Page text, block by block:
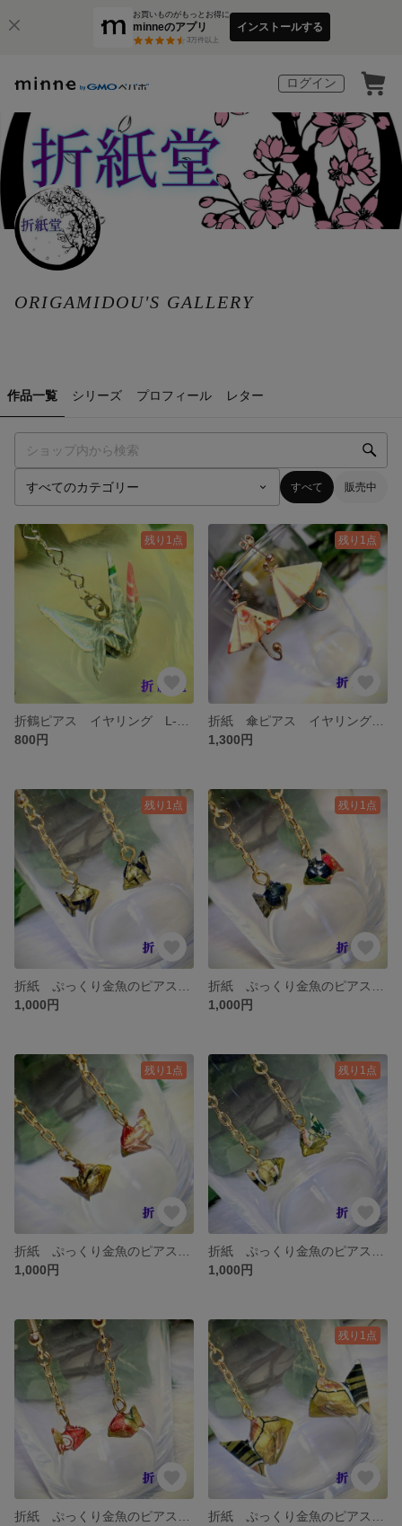
お買いものがもっとお得に
minneのアプリ
3万件以上
インストールする
ログイン
ORIGAMIDOU'S GALLERY
作品一覧 シリーズ プロフィール レター
すべて 販売中
残り1点
800円
残り1点
1,300円
残り1点
1,000円
残り1点
1,000円
残り1点
1,000円
残り1点
1,000円
残り1点